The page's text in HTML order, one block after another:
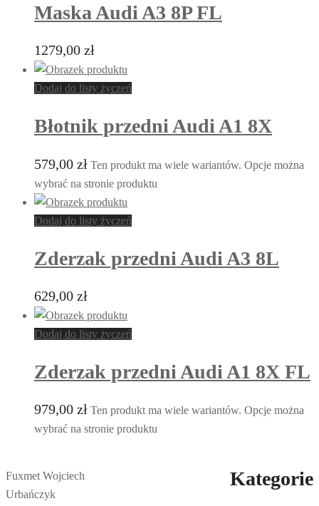
Maska Audi A3 8P FL
1279,00 zł
Dodaj do listy życzeń
Błotnik przedni Audi A1 8X
579,00 zł Ten produkt ma wiele wariantów. Opcje można
wybrać na stronie produktu
Dodaj do listy życzeń
Zderzak przedni Audi A3 8L
629,00 zł
Dodaj do listy życzeń
Zderzak przedni Audi A1 8X FL
979,00 zł Ten produkt ma wiele wariantów. Opcje można
wybrać na stronie produktu
Fuxmet Wojciech
Urbańczyk
Kategorie